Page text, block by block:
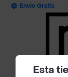
Envío Gratis
Esta